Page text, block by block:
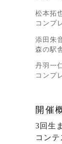
松本拓
コンプ
添田朱
森の駅
丹羽一
コンプ
開催
3回生
コン